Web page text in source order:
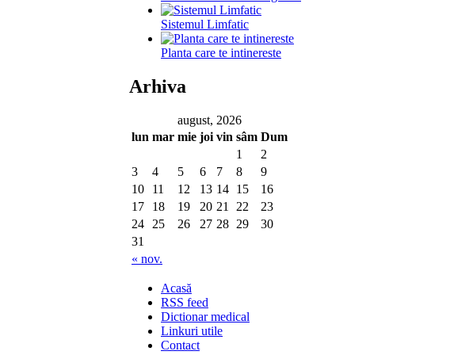
Sistemul Limfatic
Planta care te intinereste
Arhiva
august, 2026
lun mar mie joi vin sâm Dum
« nov.
1
2
3
4 5 6 7 8
9
10
11 12 13 14 15
16
17
18 19 20 21 22
23
24
25 26 27 28 29
30
31
Acasă
RSS feed
Dictionar medical
Linkuri utile
Contact